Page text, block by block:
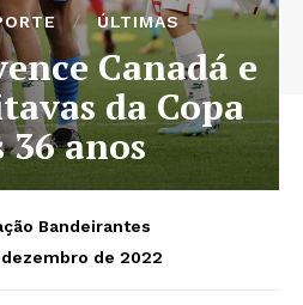
ÚLTIMAS
Canadá e
da Copa
36 anos
Bandeirantes
dezembro de 2022